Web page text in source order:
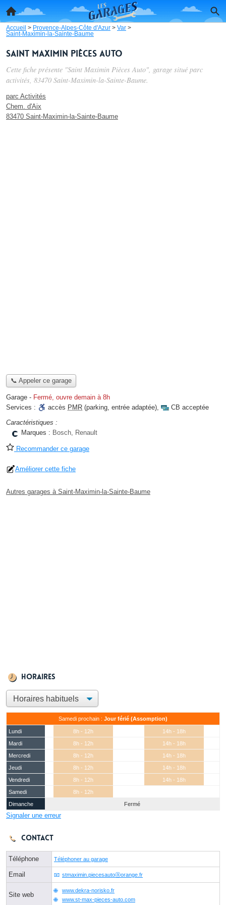
Accueil > Provence-Alpes-Côte d'Azur > Var >
Saint-Maximin-la-Sainte-Baume
Saint Maximin Pièces Auto
Cette fiche présente "Saint Maximin Pièces Auto", garage situé parc
activités, 83470 Saint-Maximin-la-Sainte-Baume.
parc Activités
Chem. d'Aix
83470 Saint-Maximin-la-Sainte-Baume
📞 Appeler ce garage
Garage - Fermé, ouvre demain à 8h
Services :
accès PMR (parking, entrée adaptée),
CB acceptée
Caractéristiques :
Marques : Bosch, Renault
Recommander ce garage
Améliorer cette fiche
Autres garages à Saint-Maximin-la-Sainte-Baume
Horaires
Samedi prochain : Jour férié (Assomption)
Lundi 8h - 12h
14h - 18h
Mardi
8h - 12h
14h - 18h
Mercredi
8h - 12h
14h - 18h
Jeudi
8h - 12h
14h - 18h
Vendredi
8h - 12h
14h - 18h
Samedi
8h - 12h
Dimanche
Fermé
Signaler une erreur
Contact
Téléphone Téléphoner au garage
Email stmaximin.piecesautoⓐorange.fr
Site web
www.dekra-norisko.fr
www.st-max-pieces-auto.com